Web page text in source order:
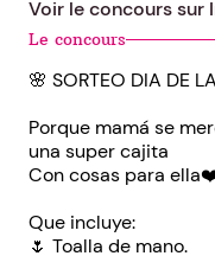
Voir le concours sur
Le concours
🌸 SORTEO DIA DE
Porque mamá se
una super cajita
Con cosas para
Que incluye:
🌷 Toalla de mano.